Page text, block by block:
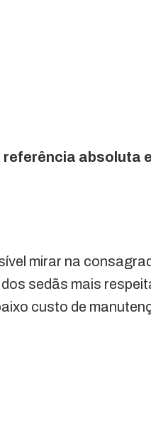
referência absoluta
mirar na
dos sedãs mais
custo de